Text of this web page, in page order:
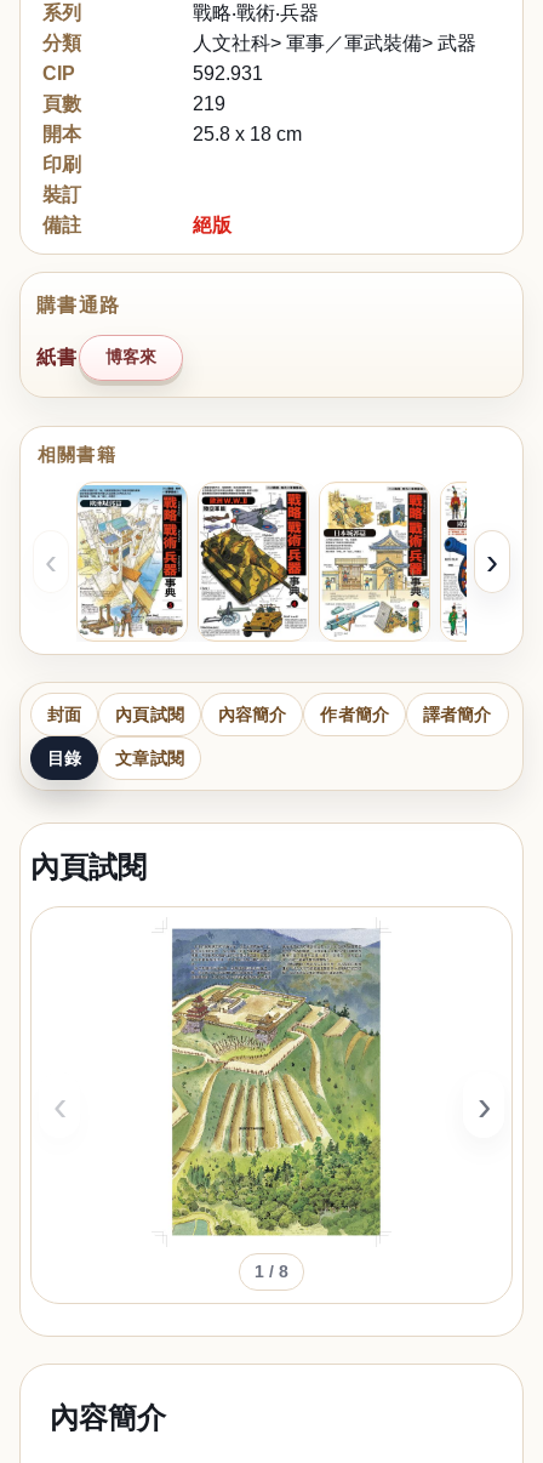
系列
戰略‧戰術‧兵器
分類
人文社科> 軍事／軍武裝備> 武器
CIP
592.931
頁數
219
開本
25.8 x 18 cm
印刷
裝訂
備註
絕版
購書通路
紙書 博客來
相關書籍
‹ ›
封面 內頁試閱 內容簡介 作者簡介 譯者簡介
目錄 文章試閱
內頁試閱
‹ ›
1 / 8
內容簡介